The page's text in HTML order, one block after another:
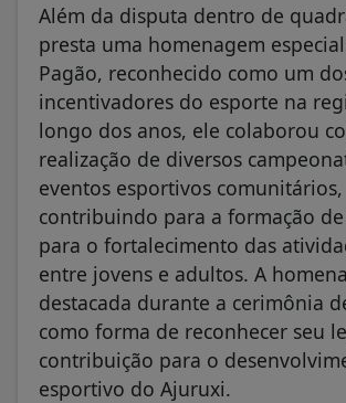
Além da disputa dentro de
presta uma homenagem
Pagão, reconhecido como um
incentivadores do esporte na
longo dos anos, ele colaborou
realização de diversos
eventos esportivos comunitários,
contribuindo para a formação
para o fortalecimento das
entre jovens e adultos. A
destacada durante a cerimônia
como forma de reconhecer seu
contribuição para o
esportivo do Ajuruxi.